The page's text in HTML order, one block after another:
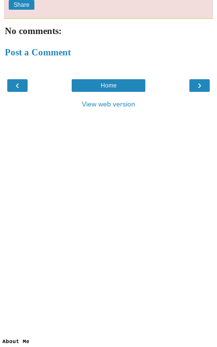
Share
No comments:
Post a Comment
‹ ›
Home
View web version
About Me